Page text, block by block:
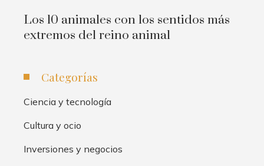
Los 10 animales con los sentidos más
extremos del reino animal
Categorías
Ciencia y tecnología
Cultura y ocio
Inversiones y negocios